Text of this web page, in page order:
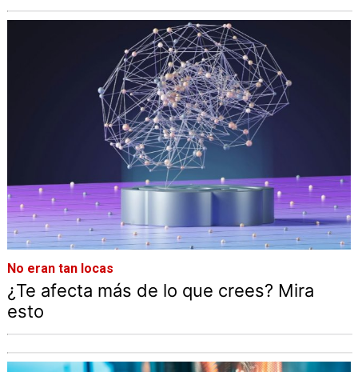
No eran tan locas
¿Te afecta más de lo que crees? Mira
esto